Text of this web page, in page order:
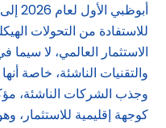
للاستفادة من التحولات
الاستثمار العالمي، لا
والتقنيات الناشئة، خاصة
وجذب الشركات الناشئة،
كوجهة إقليمية للاستثمار،